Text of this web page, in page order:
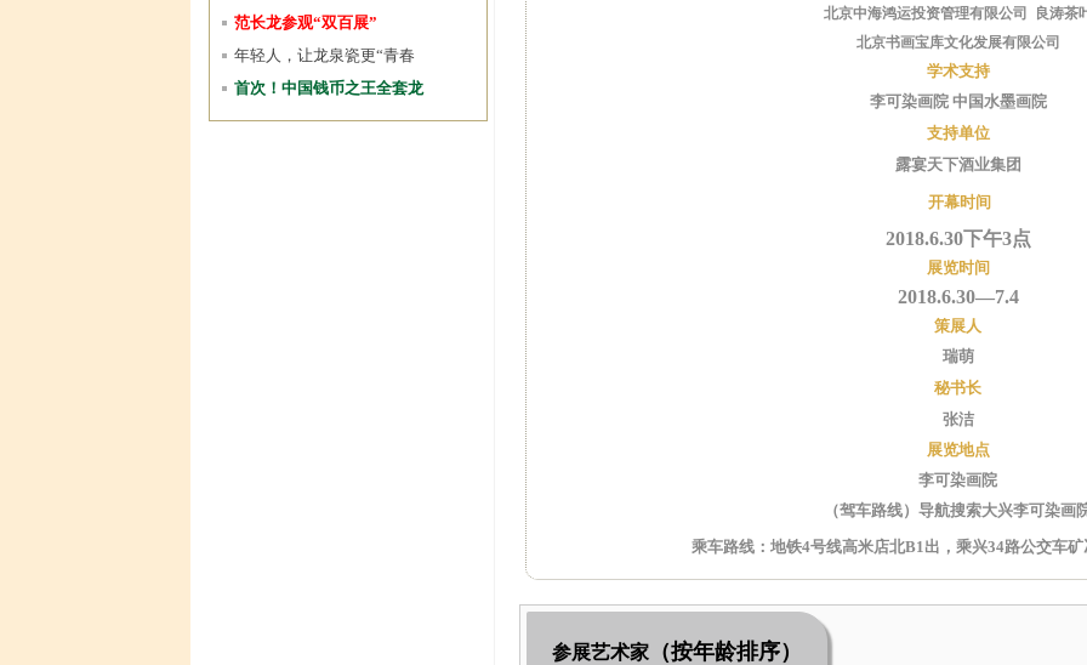
北京中海鸿运投资管理有限公司 良涛茶
北京书画宝库文化发展有限公司
学术支持
李可染画院 中国水墨画院
支持单位
露宴天下酒业集团
开幕时间
2018.6.30下午3点
展览时间
2018.6.30—7.4
策展人
瑞萌
秘书长
张洁
展览地点
李可染画院
（驾车路线）导航搜索大兴李可染画
乘车路线：地铁4号线高米店北B1出，乘兴34路公交车
参展艺术家 （按年龄排序）
范长龙参观“双百展”
年轻人，让龙泉瓷更“青春
首次！中国钱币之王全套龙